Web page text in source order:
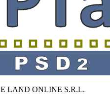
LAND ONLINE S.R.L.